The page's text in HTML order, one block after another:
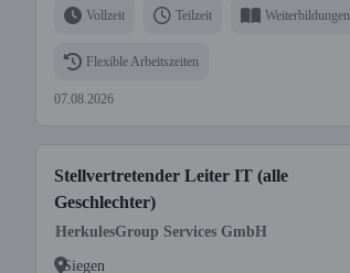
Vollzeit Teilzeit Weiterbildungen
Flexible Arbeitszeiten
07.08.2026
Stellvertretender Leiter IT (alle
Geschlechter)
HerkulesGroup Services GmbH
Siegen